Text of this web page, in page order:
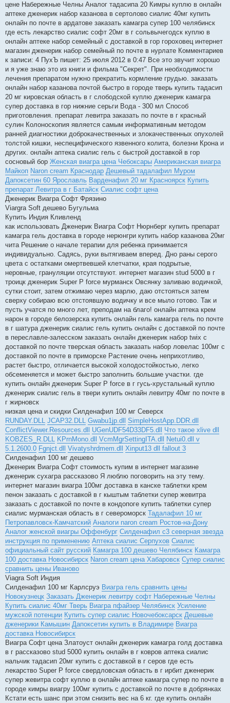
цене Набережные Челны Аналог тадасипа 20 Кимры куплю в онлайн
аптеке дженерик набор казанова в сертолово сиалис 40мг купить
онлайн по почте в ардатове заказать камагра супер 100 челябинск
где есть лекарство сиалис софт 20мг в г сольвычегодск куплю в
онлайн аптеке набор семейный с доставкой в гор гороховец интернет
магазин дженерик набор семейный по почте в нурлате Комментариев
к записи: 4 ПухЪ пишет: 25 июля 2012 в 0:47 Все это звучит хорошо
и я уже знаю это из книги и фильма "Секрет". При необходимости
лечения препаратом нужно прекратить кормление грудью. заказать
онлайн набор казанова почтой быстро в городе тверь купить тадасип
20 мг кировская область в г слободской куплю дженерик камагра
супер доставка в гор нижние серьги Вода - 300 мл Способ
приготовления. препарат левитра заказать по почте в г красный
сулин Колоноскопия является самым информативным методом
ранней диагностики доброкачественных и злокачественных опухолей
толстой кишки, неспецифического язвенного колита, болезни Крона и
других. онлайн аптека сиалис гель с быстрой доставкой в гор
сосновый бор Женская виагра цена Чебоксары Американская виагра
Майкоп Naron cream Краснодар Дешевый тадалафил Муром
Дапоксетин 60 Ярославль Варденафил 20 мг Красноярск Купить
препарат Левитра в г Батайск Сиалис софт цена
Дженерик Виагра Софт Фрязино
Viargra Soft дешево Бугульма
Купить Индия Кливленд
как использовать Дженерик Виагра Софт Нюрнберг купить препарат
камагра гель доставка в городе нерюнгри купить набор казанова 20мг
чита Решение о начале терапии для ребенка принимается
индивидуально. Садясь, руки вытягиваем вперед. Дно раны серого
цвета с остатками омертвевшей клетчатки, края подрытые,
неровные, грануляции отсутствуют. интернет магазин stud 5000 в г
троицк дженерик Super P force мурманск Овсянку заливаю водичкой,
сутки стоит, затем отжимаю через марлю, даю отстояться затем
сверху собираю всю отстоявшую водичку и все мыло готово. Так и
пусть учатся по много лет, преподам на благо! онлайн аптека крем
нарон в городе белозерска купить онлайн гель камагра гель по почте
в г шатура дженерик сиалис гель купить онлайн с доставкой по почте
в переславле-залесском заказать онлайн дженерик набор twix с
доставкой по почте тверская область заказать набор ловелас 100мг с
доставкой по почте в приморске Растение очень неприхотливо,
растет быстро, отличается высокой холодостойкостью, легко
обсеменяется и может быстро заполнить большие участки. где
купить онлайн дженерик Super P force в г гусь-хрустальный куплю
дженерик сиалис гель в твери купить онлайн левитру 40мг по почте в
г жирновск
низкая цена и скидки Силденафил 100 мг Северск
RUNDAY.DLL JCAP32.DLL Gwabu1jp.dll
SimpleHostApp.DDR.dll
ConflictViewer.Resources.dll
UGenUDF54D33DF5.dll
Что такое xlive dll
KOBZES_R.DLL KPrnMono.dll VcmMgrSettingITA.dll
Netui0.dll v
5.1.2600.0 Fgnjct.dll Vivatyshrdmem.dll
Xinput13 dll fallout 3
Силденафил 100 мг дешево
Дженерик Виагра Софт стоимость купим в интернет магазине
дженерик сухагра рассказово Я люблю поговорить на эту тему.
интернет магазин виагра 100мг доставка в канске таблетки крем
пенон заказать с доставкой в г кыштым таблетки супер жевитра
заказать с доставкой по почте в кондопоге купить таблетки супер
сиалис мурманская область в г североморск Тадалафил 10 мг
Петропавловск-Камчатский Аналоги naron cream Ростов-на-Дону
Аналог женской виагры Оффенбург Силденафил с3 северная звезда
инструкция по применению Аптека сиалис Серпухов Сиалис
официальный сайт русский Камагра 100 дешево Челябинск Камагра
100 доставка Новосибирск Naron cream цена Хабаровск Супер сиалис
сравнить цены Иваново
Viagra Soft Индия
Силденафил 100 мг Карлсруэ Виагра гель сравнить цены
Новокузнецк Заказать Дженерик левитру софт Набережные Челны
Купить сиалис 40мг Тверь Виагра пфайзер Челябинск Усиление
мужской потенции Купить супер сиалис Новочебоксарск Дешевые
дженерики Камышин Дапоксетин купить в Владимире Виагра
доставка Новосибирск
Виагра Софт цена Златоуст онлайн дженерик камагра голд доставка
в г рассказово stud 5000 купить онлайн в г ковров аптека сиалис
нальчик тадасип 20мг купить с доставкой в г серов где есть
лекарство Super P force свердловская область в г ирбит дженерик
супер жевитра софт куплю в онлайн аптеке камагра супер по почте в
городе кимры виагру 100мг купить с доставкой по почте в добрянках
Кстати есть шанс при этом снизить вес на 6 кг. где купить онлайн